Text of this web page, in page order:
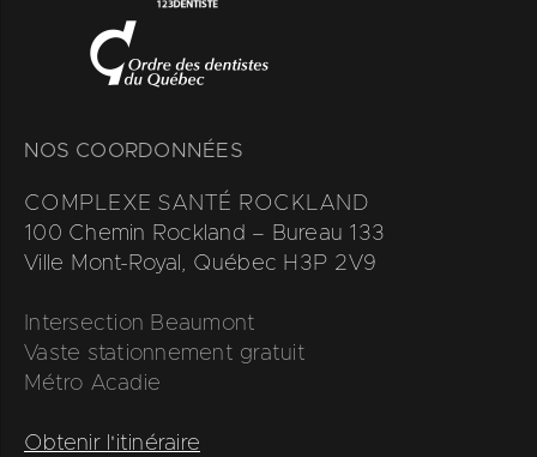
NOS COORDONNÉES
COMPLEXE SANTÉ ROCKLAND
100 Chemin Rockland – Bureau 133
Ville Mont-Royal, Québec H3P 2V9
Intersection Beaumont
Vaste stationnement gratuit
Métro Acadie
Obtenir l'itinéraire